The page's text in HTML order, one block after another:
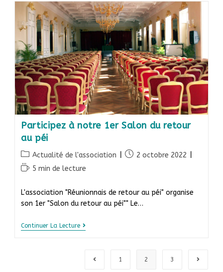
Participez à notre 1er Salon du retour
au péi
Actualité de l'association
2 octobre 2022
5 min de lecture
L'association "Réunionnais de retour au péi" organise
son 1er "Salon du retour au péi"" Le…
Continuer La Lecture
1 2 3